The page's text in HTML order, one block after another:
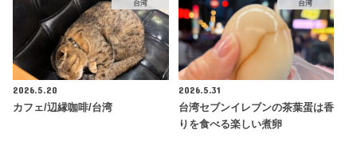
台湾
2026.5.20
カフェ/辺縁咖啡/台湾
台湾
2026.5.31
台湾セブンイレブンの茶葉蛋は香
りを食べる楽しい煮卵